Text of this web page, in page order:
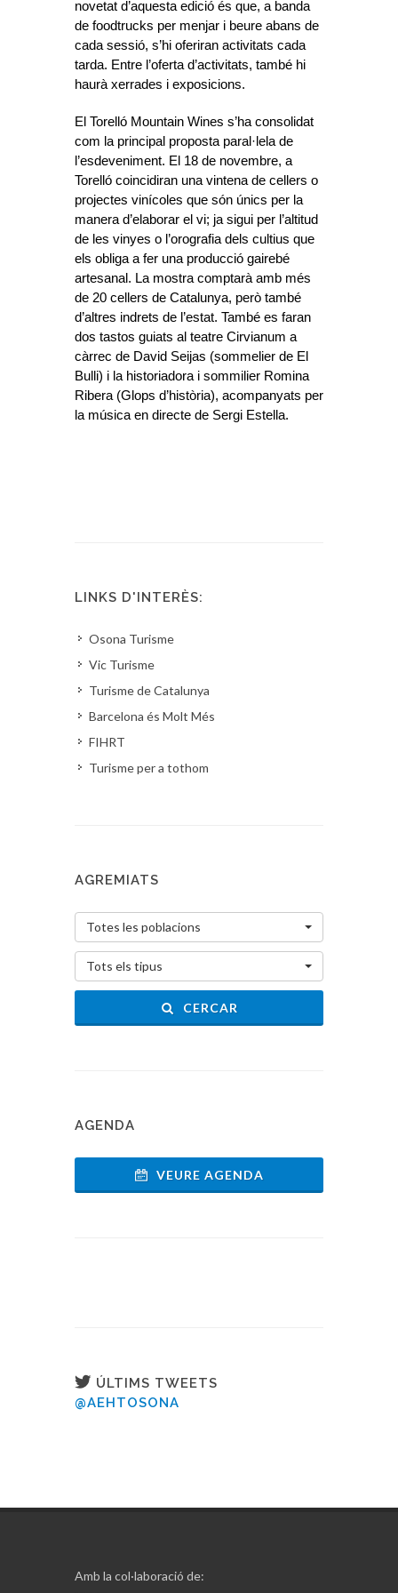
novetat d’aquesta edició és que, a banda
de foodtrucks per menjar i beure abans de
cada sessió, s’hi oferiran activitats cada
tarda. Entre l’oferta d’activitats, també hi
haurà xerrades i exposicions.
El Torelló Mountain Wines s’ha consolidat
com la principal proposta paral·lela de
l’esdeveniment. El 18 de novembre, a
Torelló coincidiran una vintena de cellers o
projectes vinícoles que són únics per la
manera d’elaborar el vi; ja sigui per l’altitud
de les vinyes o l’orografia dels cultius que
els obliga a fer una producció gairebé
artesanal. La mostra comptarà amb més
de 20 cellers de Catalunya, però també
d’altres indrets de l’estat. També es faran
dos tastos guiats al teatre Cirvianum a
càrrec de David Seijas (sommelier de El
Bulli) i la historiadora i sommilier Romina
Ribera (Glops d’història), acompanyats per
la música en directe de Sergi Estella.
LINKS D'INTERÈS:
Osona Turisme
Vic Turisme
Turisme de Catalunya
Barcelona és Molt Més
FIHRT
Turisme per a tothom
AGREMIATS
Totes les poblacions
Tots els tipus
CERCAR
AGENDA
VEURE AGENDA
ÚLTIMS TWEETS
@AEHTOSONA
Amb la col·laboració de: